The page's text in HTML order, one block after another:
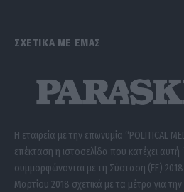
ΣΧΕΤΙΚΑ ΜΕ ΕΜΑΣ
Η εταιρεία με την επωνυμία “POLITICAL
επέκταση η ιστοσελίδα που κατέχει
συμμορφώνονται με τη Σύσταση (ΕΕ)
Μαρτίου 2018 σχετικά με τα μέτρα για